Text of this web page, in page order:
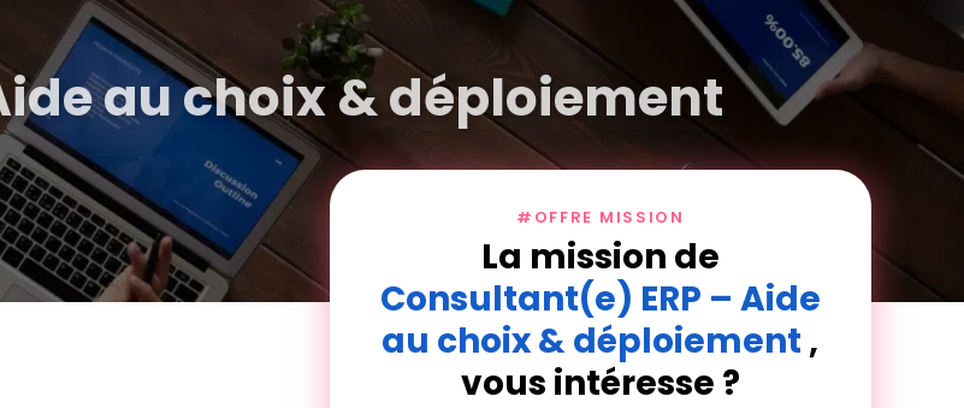
au choix & déploiement
#OFFRE MISSION
La mission de
Consultant(e) ERP – Aide
au choix & déploiement ,
vous intéresse ?